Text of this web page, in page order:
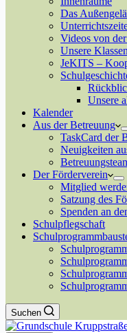
Das
Videos von
Unsere Klassen
JeKITS –
Unsere
Kalender
Aus der Betreuung
TaskCard der
Neuigkeiten
Der Förderverein
Mitglied
Satzung des
Spenden an
Schulpflegschaft
Suchen